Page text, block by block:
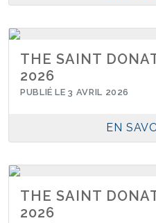
THE SAINT
2026
PUBLIÉ LE 3 AVRIL 2026
EN
THE SAINT
2026